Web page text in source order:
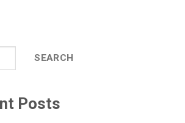
SEARCH
Posts